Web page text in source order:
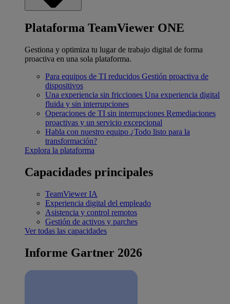
Plataforma TeamViewer ONE
Gestiona y optimiza tu lugar de trabajo digital de forma
proactiva en una sola plataforma.
Para equipos de TI reducidos Gestión proactiva de
dispositivos
Una experiencia sin fricciones Una experiencia digital
fluida y sin interrupciones
Operaciones de TI sin interrupciones Remediaciones
proactivas y un servicio excepcional
Habla con nuestro equipo ¿Todo listo para la
transformación?
Explora la plataforma
Capacidades principales
TeamViewer IA
Experiencia digital del empleado
Asistencia y control remotos
Gestión de activos y parches
Ver todas las capacidades
Informe Gartner 2026